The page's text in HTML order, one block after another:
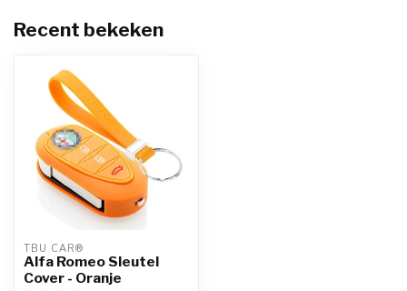
Recent bekeken
TBU CAR®
Alfa Romeo Sleutel
Cover - Oranje